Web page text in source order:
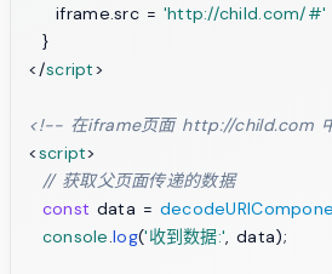
    iframe.
src = 'http://child.com/#'
</script>
<!-- 在iframe页面 http://child.com
<script>
// 获取父页面传递的数据
const data =
console.log('收到数据:', data);